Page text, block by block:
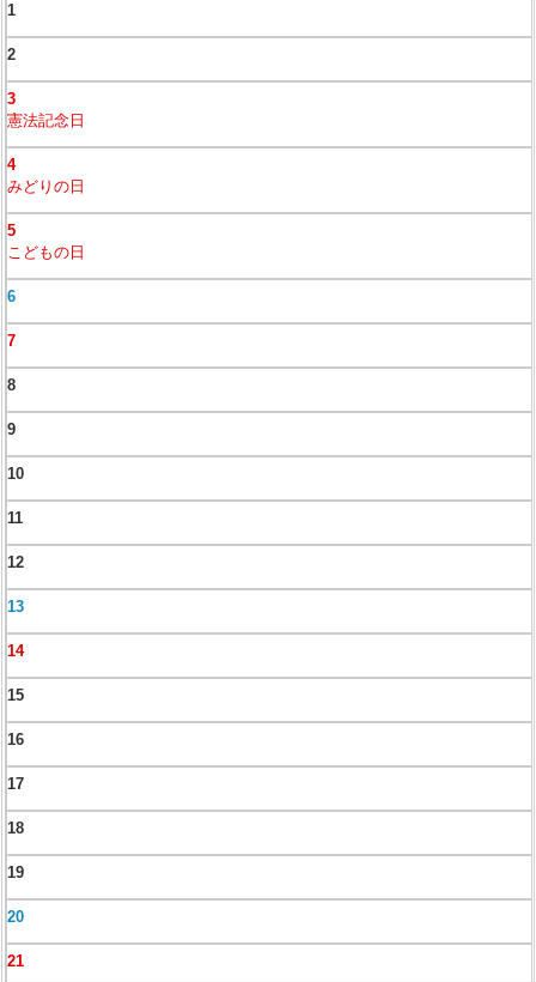
1
2
3
憲法記念日
4
みどりの日
5
こどもの日
6
7
8
9
10
11
12
13
14
15
16
17
18
19
20
21